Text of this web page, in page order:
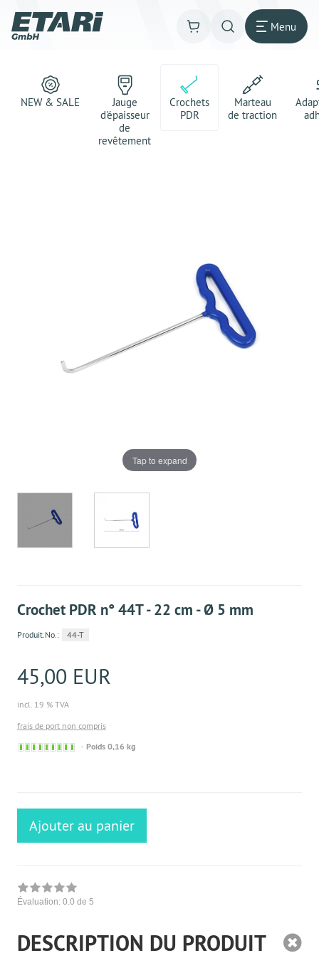
Menu
NEW & SALE
Jauge
d'épaisseur
de
revêtement
Crochets
PDR
Marteau
de traction
Tap to expand
Crochet PDR n° 44T - 22 cm - Ø 5 mm
Produit.No.: 44-T
45,00 EUR
incl. 19 % TVA
frais de port non compris
Sofort
Poids 0,16 kg
Ajouter au panier
Évaluation: 0.0 de 5
DESCRIPTION DU PRODUIT